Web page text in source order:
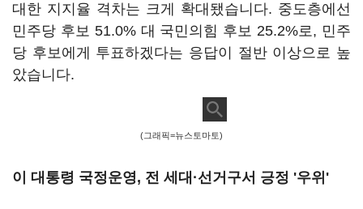
대한 지지율 격차는 크게 확대됐습니다. 중도층에선
민주당 후보 51.0% 대 국민의힘 후보 25.2%로, 민주
당 후보에게 투표하겠다는 응답이 절반 이상으로 높
았습니다.
(그래픽=뉴스토마토)
이 대통령 국정운영, 전 세대·선거구서 긍정 '우위'